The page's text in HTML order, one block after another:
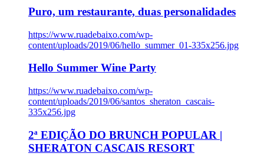
Puro, um restaurante, duas personalidades
https://www.ruadebaixo.com/wp-
content/uploads/2019/06/hello_summer_01-335x256.jpg
Hello Summer Wine Party
https://www.ruadebaixo.com/wp-
content/uploads/2019/06/santos_sheraton_cascais-
335x256.jpg
2ª EDIÇÃO DO BRUNCH POPULAR |
SHERATON CASCAIS RESORT